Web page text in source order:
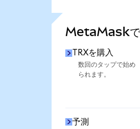
MetaMaskで
TRXを購入
数回のタップで始め
られます。
予測